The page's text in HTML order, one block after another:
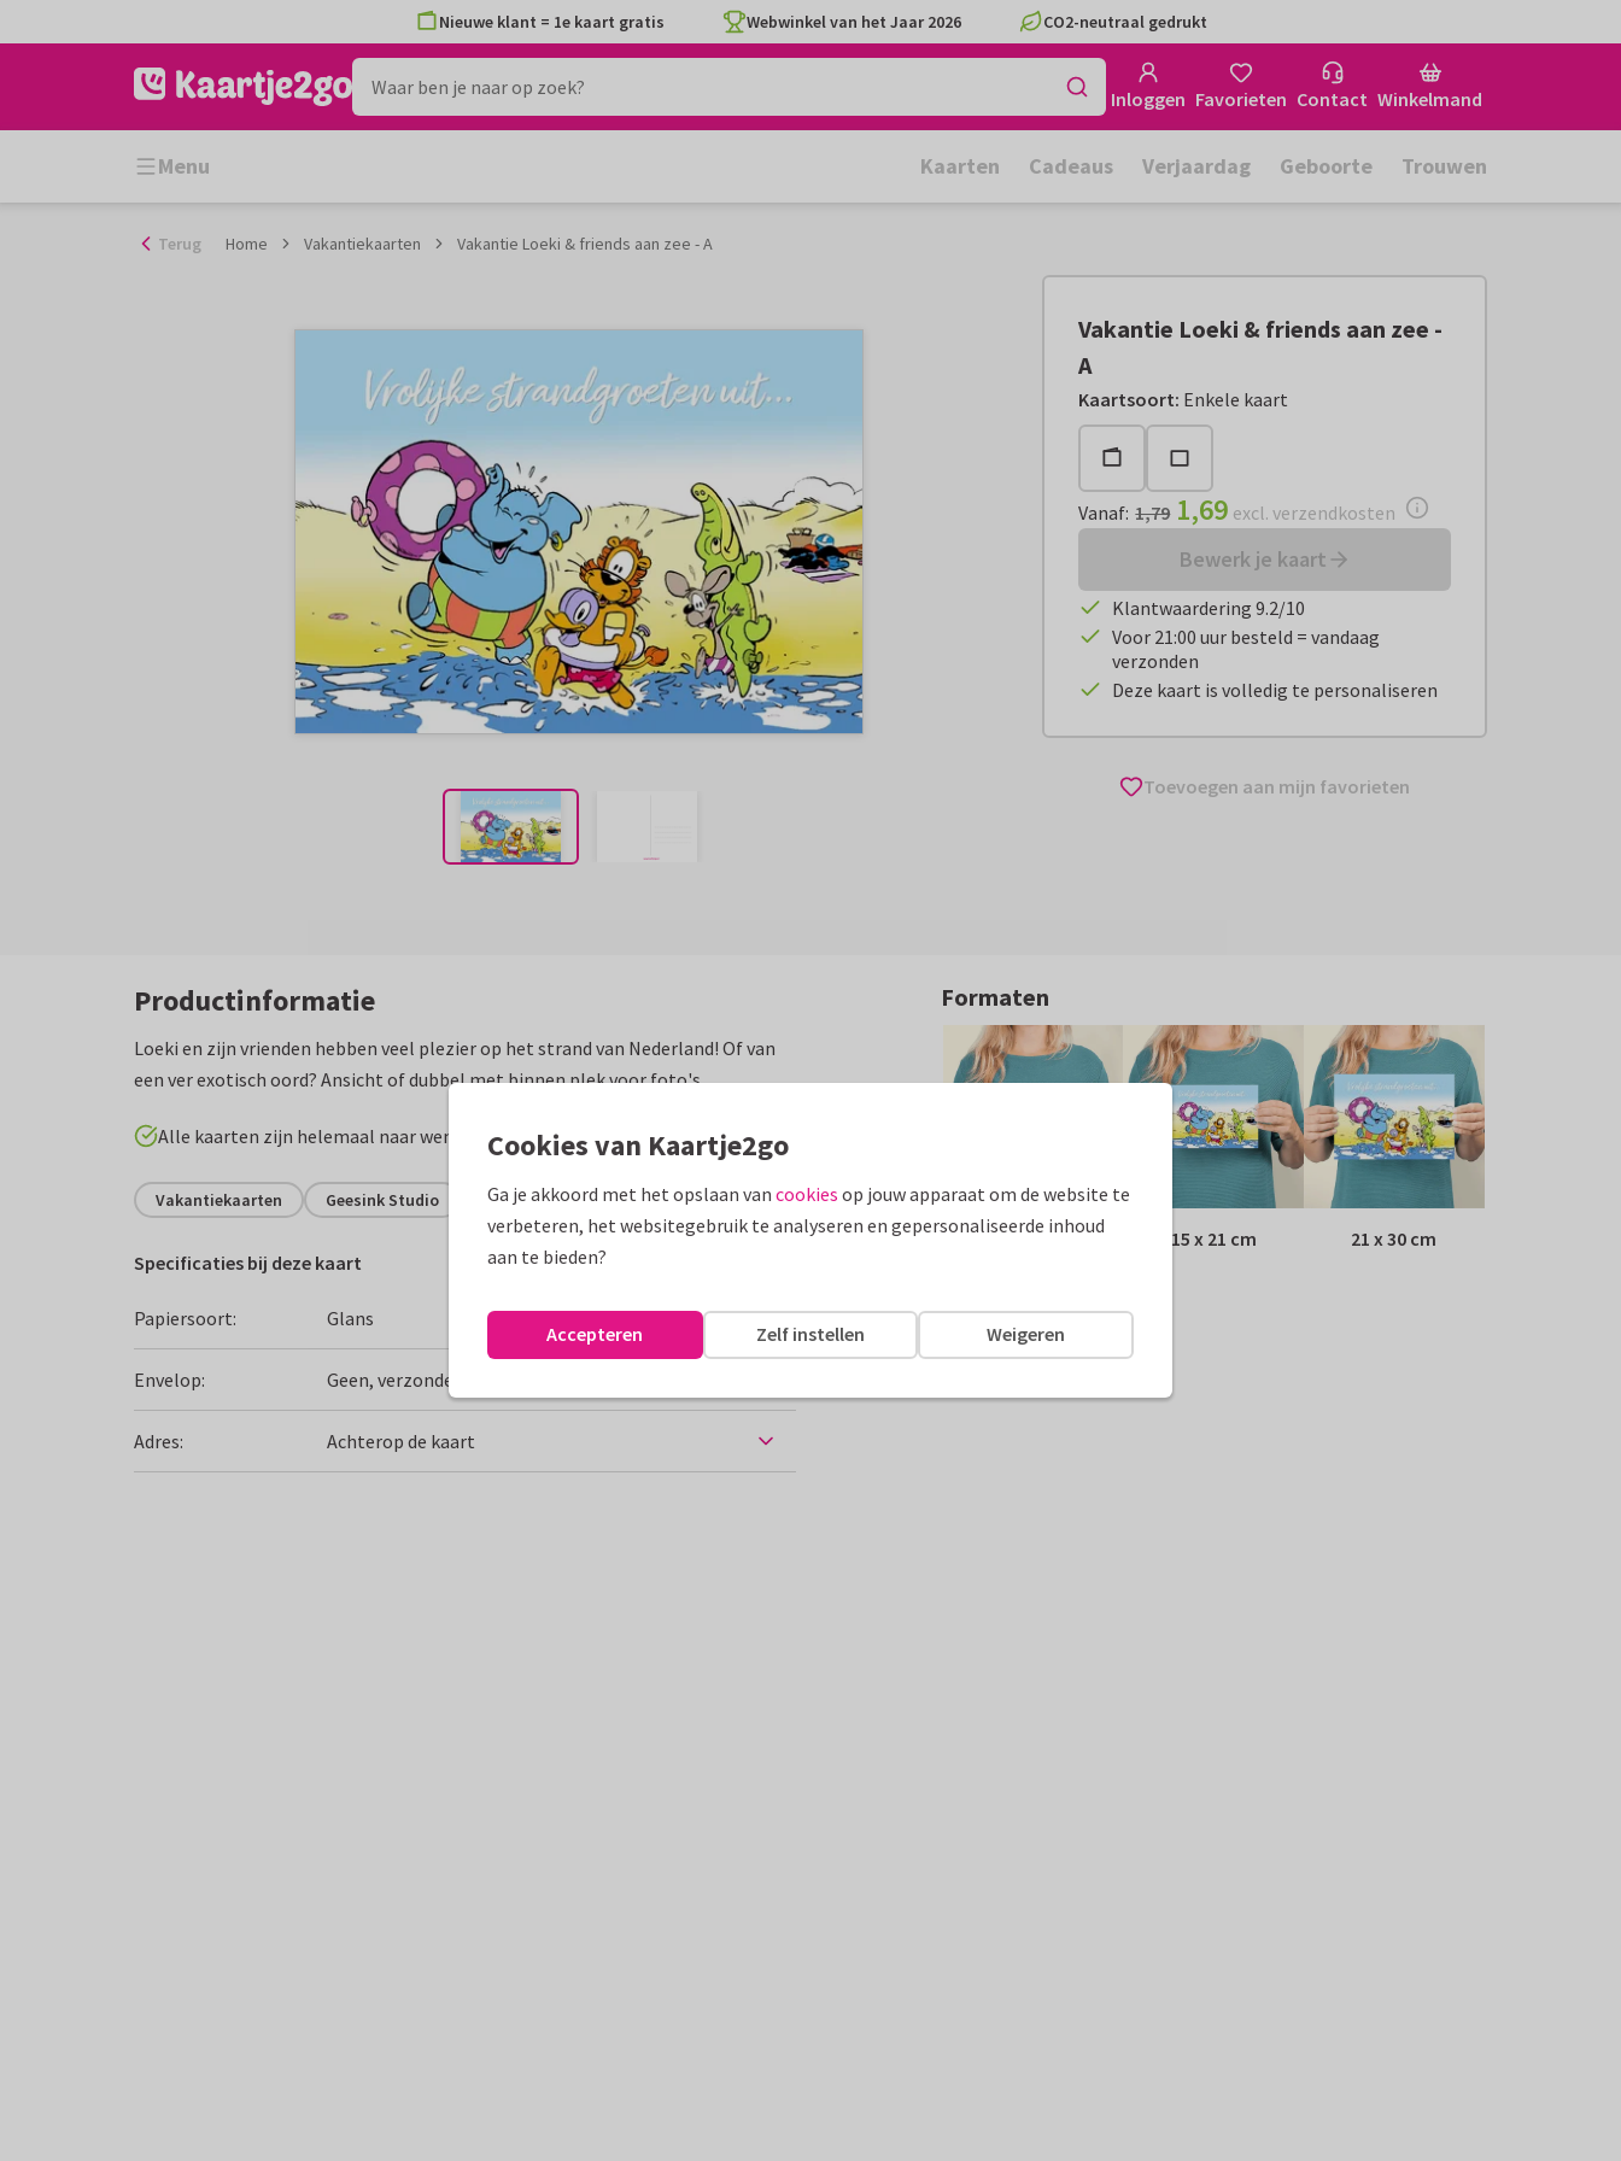
naar
Nieuwe klant = 1e kaart gratis Webwinkel van het Jaar 2026 CO2-neutraal gedrukt
Inloggen Favorieten Contact Winkelmand
Menu Kaarten Cadeaus Verjaardag Geboorte Trouwen
Terug Home Vakantiekaarten Vakantie Loeki & friends aan zee - A
Vakantie Loeki & friends aan zee -
A
Kaartsoort: Enkele kaart
Vanaf:€ 1,69 excl. verzendkosten
Vanaf: 1,79 1,69 excl. verzendkosten
Bewerk je kaart
Klantwaardering 9.2/10
Voor 21:00 uur besteld = vandaag
verzonden
Deze kaart is volledig te personaliseren
Toevoegen aan mijn favorieten
Productinformatie
Loeki en zijn vrienden hebben veel plezier op het strand van Nederland! Of van
een ver exotisch oord? Ansicht of dubbel met binnen plek voor foto's.
Alle kaarten zijn helemaal naar wens aan te passen
Vakantiekaarten Geesink Studio Nederland Groeten uit...
Specificaties bij deze kaart
Papiersoort: Glans
Envelop: Geen, verzonden als ansichtkaart
Adres: Achterop de kaart
Formaten
10 x 15 cm 15 x 21 cm 21 x 30 cm
Cookies van Kaartje2go
Ga je akkoord met het opslaan van cookies op jouw apparaat om de website te
verbeteren, het websitegebruik te analyseren en gepersonaliseerde inhoud
aan te bieden?
Weigeren
Zelf instellen
Accepteren